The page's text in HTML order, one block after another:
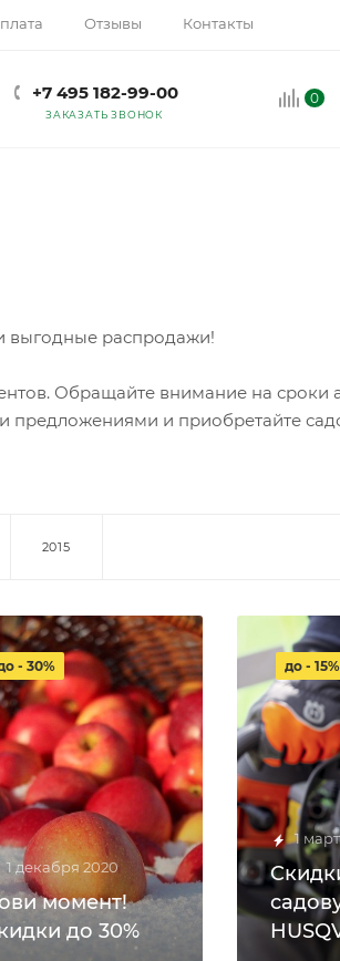
Отзывы Контакты
0
+7 495 182-99-00
ЗАКАЗАТЬ ЗВОНОК
выгодные распродажи!
Обращайте внимание на сроки
предложениями и приобретайте
2015
1 декабря 2020
момент!
до 30%
- 30%
1
до - 15%